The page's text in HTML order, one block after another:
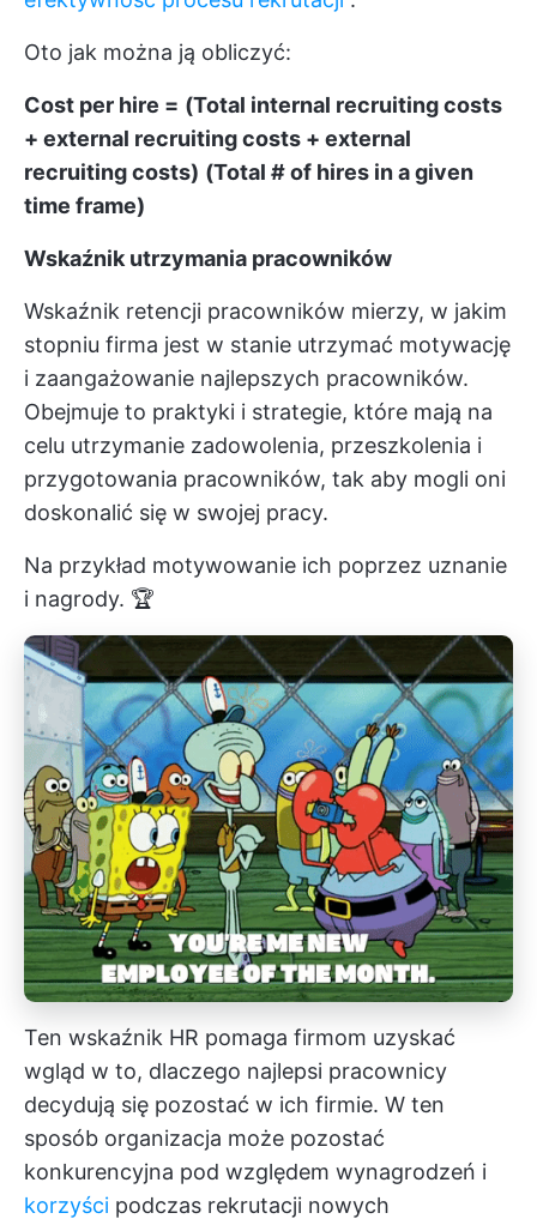
Oto jak można ją obliczyć:
Cost per hire = (Total internal recruiting costs
+ external recruiting costs + external
recruiting costs) (Total # of hires in a given
time frame)
Wskaźnik utrzymania pracowników
Wskaźnik retencji pracowników mierzy, w jakim
stopniu firma jest w stanie utrzymać motywację
i zaangażowanie najlepszych pracowników.
Obejmuje to praktyki i strategie, które mają na
celu utrzymanie zadowolenia, przeszkolenia i
przygotowania pracowników, tak aby mogli oni
doskonalić się w swojej pracy.
Na przykład motywowanie ich poprzez uznanie
i nagrody. 🏆
Ten wskaźnik HR pomaga firmom uzyskać
wgląd w to, dlaczego najlepsi pracownicy
decydują się pozostać w ich firmie. W ten
sposób organizacja może pozostać
konkurencyjna pod względem wynagrodzeń i
korzyści podczas rekrutacji nowych